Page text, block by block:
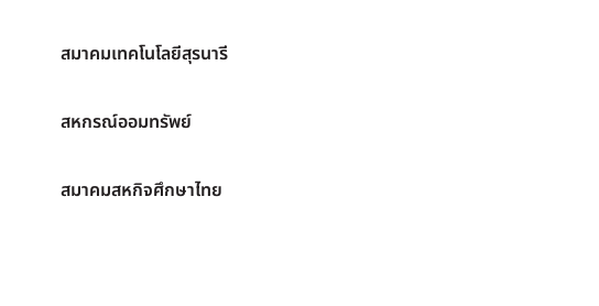
สมาคมเทคโนโลยีสุรนารี
สหกรณ์ออมทรัพย์
สมาคมสหกิจศึกษาไทย